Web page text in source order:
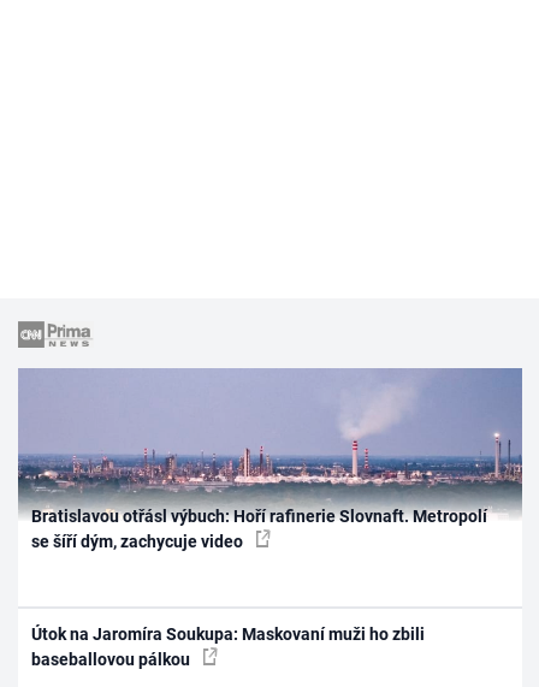
Bratislavou otřásl výbuch: Hoří rafinerie Slovnaft. Metropolí
se šíří dým, zachycuje video
Útok na Jaromíra Soukupa: Maskovaní muži ho zbili
baseballovou pálkou